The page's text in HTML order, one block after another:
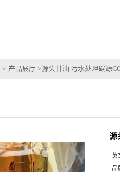
> 产品展厅 >源头甘油 污水处理碳源
源
英
品